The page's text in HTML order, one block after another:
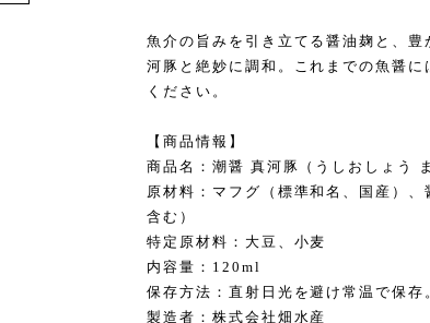
魚介の旨みを引き立てる醤油麹と、
河豚と絶妙に調和。これまでの魚醤
ください。
【商品情報】
商品名：潮醤 真河豚（うしおしょう
原材料：マフグ（標準和名、国産）
含む）
特定原材料：大豆、小麦
内容量：120ml
保存方法：直射日光を避け常温で保存
製造者：株式会社畑水産